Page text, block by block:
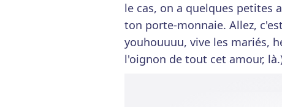
le cas, on a quelques petites
ton porte-monnaie. Allez,
youhouuuu, vive les mariés,
l'oignon de tout cet amour,